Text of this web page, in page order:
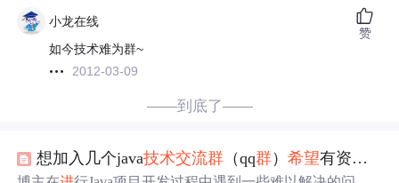
小龙在线
如今技术难为群~
2012-03-09
赞
——到底了——
想加入几个java技术交流群 （qq群）希望有资源的朋友帮忙推荐一下万分感激！